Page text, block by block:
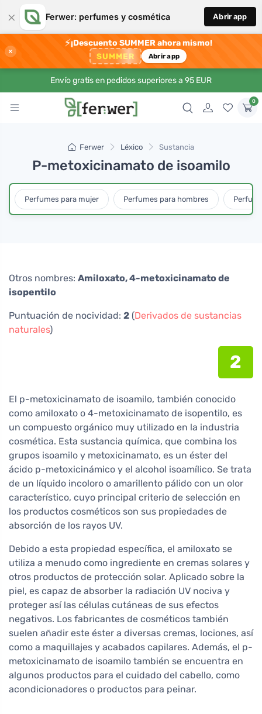
× Ferwer: perfumes y cosmética Abrir app
×
⚡¡Descuento SUMMER ahora mismo!
SUMMER Abrir app
Envío gratis en pedidos superiores a 95 EUR
0
Ferwer Léxico Sustancia
P-metoxicinamato de isoamilo
Perfumes para mujer Perfumes para hombres
Otros nombres: Amiloxato, 4-metoxicinamato de
isopentilo
Puntuación de nocividad: 2 (Derivados de sustancias
naturales)
2
El p-metoxicinamato de isoamilo, también conocido
como amiloxato o 4-metoxicinamato de isopentilo, es
un compuesto orgánico muy utilizado en la industria
cosmética. Esta sustancia química, que combina los
grupos isoamilo y metoxicinamato, es un éster del
ácido p-metoxicinámico y el alcohol isoamílico. Se trata
de un líquido incoloro o amarillento pálido con un olor
característico, cuyo principal criterio de selección en
los productos cosméticos son sus propiedades de
absorción de los rayos UV.
Debido a esta propiedad específica, el amiloxato se
utiliza a menudo como ingrediente en cremas solares y
otros productos de protección solar. Aplicado sobre la
piel, es capaz de absorber la radiación UV nociva y
proteger así las células cutáneas de sus efectos
negativos. Los fabricantes de cosméticos también
suelen añadir este éster a diversas cremas, lociones, así
como a maquillajes y acabados capilares. Además, el p-
metoxicinamato de isoamilo también se encuentra en
algunos productos para el cuidado del cabello, como
acondicionadores o productos para peinar.